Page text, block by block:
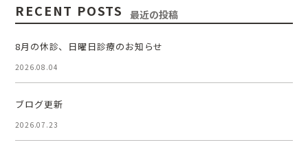
RECENT POSTS 最近の投稿
8月の休診、日曜日診療のお知らせ
2026.08.04
ブログ更新
2026.07.23